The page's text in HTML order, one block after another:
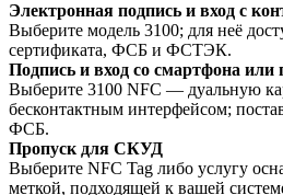
Электронная подпись и вход с
Выберите модель 3100; для неё
сертификата, ФСБ и ФСТЭК.
Подпись и вход со смартфона или
Выберите 3100 NFC — дуальную
бесконтактным интерфейсом;
ФСБ.
Пропуск для СКУД
Выберите NFC Tag либо услугу
меткой, подходящей к вашей